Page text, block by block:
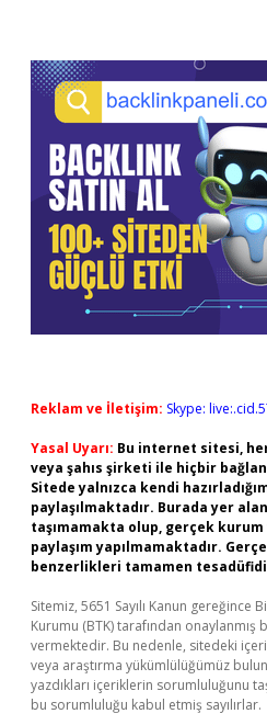
Reklam ve İletişim: Skype:
Yasal Uyarı: Bu internet sitesi,
veya şahıs şirketi ile hiçbir
Sitede yalnızca kendi
paylaşılmaktadır. Burada yer
taşımamakta olup, gerçek
paylaşım yapılmamaktadır.
benzerlikleri tamamen
Sitemiz, 5651 Sayılı Kanun gereğince
Kurumu (BTK) tarafından onaylanmış
vermektedir. Bu nedenle, sitedeki
veya araştırma yükümlülüğümüz
yazdıkları içeriklerin sorumluluğunu
bu sorumluluğu kabul etmiş sayılırlar.